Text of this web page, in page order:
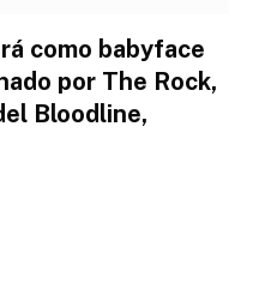
como babyface
por The Rock,
Bloodline,